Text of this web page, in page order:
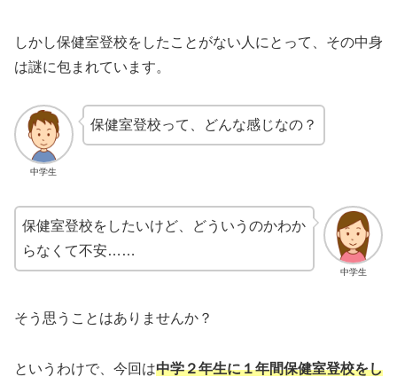
しかし保健室登校をしたことがない人にとって、その中身
は謎に包まれています。
中学生
保健室登校って、どんな感じなの？
中学生
保健室登校をしたいけど、どういうのかわか
らなくて不安……
そう思うことはありませんか？
というわけで、今回は中学２年生に１年間保健室登校をし